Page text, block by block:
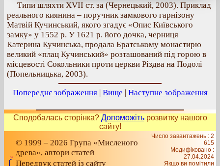
Типи шляхти XVII ст. за (Чернецький, 2003). Приклад
реального киянина – поручник замкового гарнізону
Матвій Кучинський, якого згадує «Опис Київського
замку» у 1552 р. У 1621 р. його дочка, черниця
Катерина Кучинська, продала Братському монастирю
великий «плац Кучинський» розташований під горою в
місцевості Сокольники проти церкви Різдва на Подолі
(Попельницька, 2003).
Попереднє зображення| Вище | Наступне зображення
Сподобалась сторінка? Допоможітьрозвитку нашого
сайту!
© 1999 – 2026 Група «Мисленого
древа», автори статей
Передрук статей із сайту
Число завантажень : 2
615
Модифіковано :
27.04.2024
Якщо ви помітили